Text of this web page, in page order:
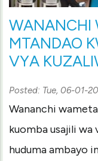
WANANCHI
MTANDAO
VYA
Posted: Tue, 06-01-
Wananchi
kuomba usajili wa
huduma ambayo